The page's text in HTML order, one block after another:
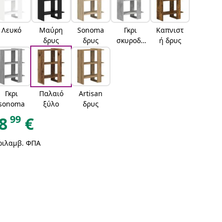
Λευκό
Μαύρη
δρυς
Sonoma
δρυς
Γκρι
σκυροδέ
Καπνιστ
ή δρυς
Γκρι
Παλαιό
ξύλο
Artisan
δρυς
99 €
ΦΠΑ